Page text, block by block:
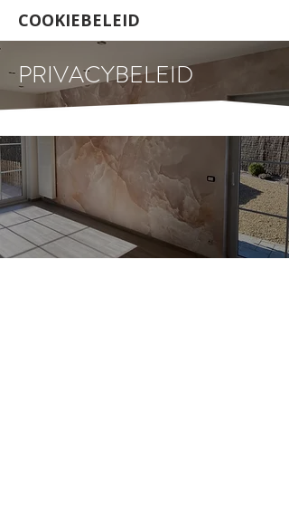
COOKIEBELEID
PRIVACYBELEID